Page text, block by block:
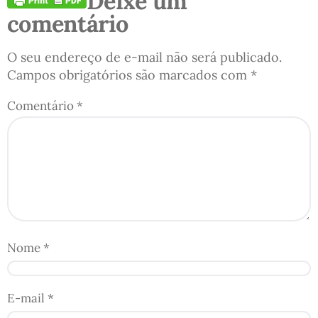
comentário
O seu endereço de e-mail não será publicado.
Campos obrigatórios são marcados com *
Comentário*
Nome*
E-mail *